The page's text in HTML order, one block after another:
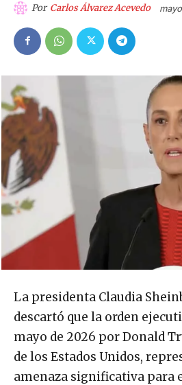
Por Carlos Álvarez Acevedo
La presidenta Claudia
descartó que la orden
mayo de 2026 por Donald
de los Estados Unidos,
amenaza significativa para